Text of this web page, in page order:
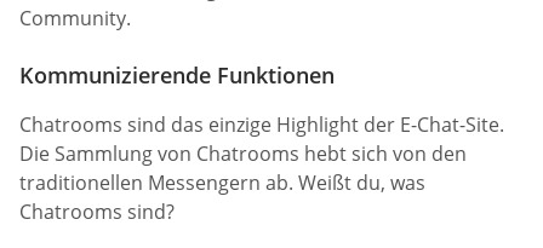
Community.
Kommunizierende Funktionen
Chatrooms sind das einzige Highlight der E-Chat-Site.
Die Sammlung von Chatrooms hebt sich von den
traditionellen Messengern ab. Weißt du, was
Chatrooms sind?